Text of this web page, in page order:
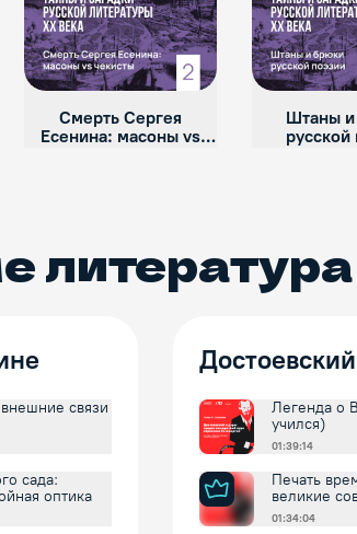
Смерть Сергея
Есенина: масоны vs
Штаны
русской
литература
связи
сада:
оптика
Легенда о
учился)
01:39:14
Печать
великие
спорил и
01:34:04